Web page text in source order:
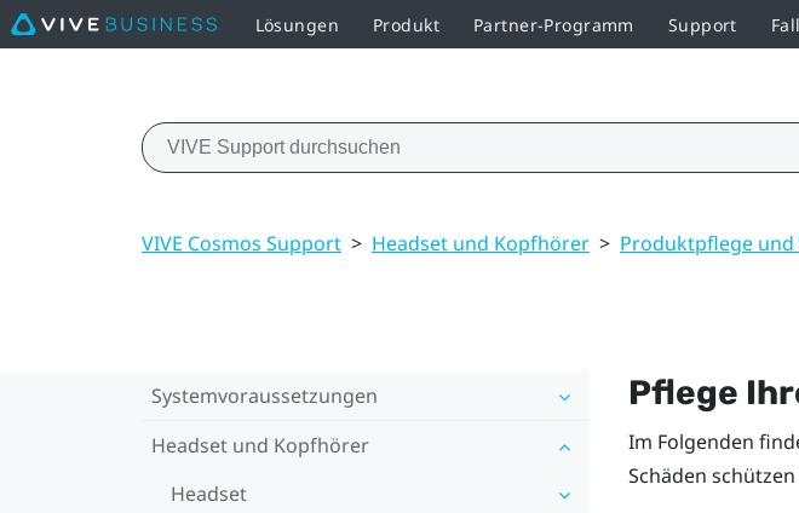
Lösungen Produkt Partner-Programm Support
VIVE Cosmos Support > Headset und Kopfhörer > Produktpflege
Systemvoraussetzungen
Headset und Kopfhörer
Headset
Pflege
Im Folgenden
Schäden